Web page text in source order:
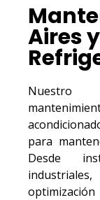
Aires
Nuestro
para
Desde